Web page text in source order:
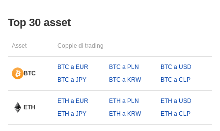
Top 30 asset
Asset Coppie di trading
BTC
BTC a EUR BTC a PLN
BTC a USD
BTC a JPY
BTC a KRW BTC a CLP
ETH
ETH a EUR ETH a PLN
ETH a USD
ETH a JPY
ETH a KRW ETH a CLP